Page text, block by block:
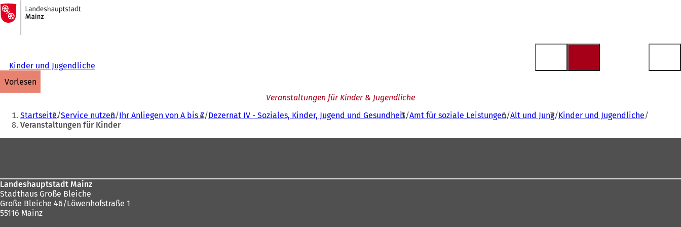
Inhalt anspringen
Zur
Startseite
Kinder und Jugendliche
vorlesen
Veranstaltungen für Kinder & Jugendliche
Sie
befinden
sich
Startseite Service nutzen Ihr Anliegen von A bis Z Dezernat IV - Soziales, Kinder, Jugend und Gesundheit Amt für soziale Leistungen Alt und Jung Kinder und Jugendliche
Veranstaltungen für Kinder
Landeshauptstadt Mainz
Stadthaus Große Bleiche
Große Bleiche 46/Löwenhofstraße 1
55116 Mainz